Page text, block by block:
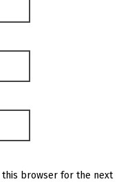
this browser for the next